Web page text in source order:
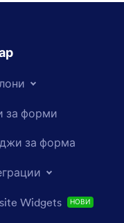
за форми
за форма
Widgets НОВИ